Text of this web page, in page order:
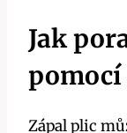
Jak
Zápal plic